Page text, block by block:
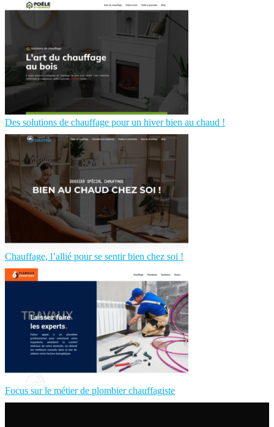
Des solutions de chauffage pour un hiver bien au chaud !
Chauffage, l’allié pour se sentir bien chez soi !
Focus sur le métier de plombier chauffagiste